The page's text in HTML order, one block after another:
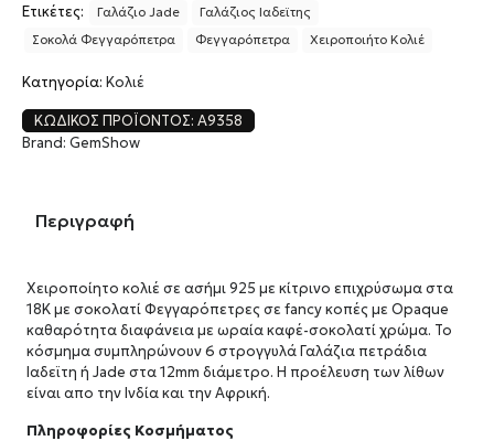
Ετικέτες: Γαλάζιο Jade
Γαλάζιος Ιαδεϊτης
Σοκολά Φεγγαρόπετρα
Φεγγαρόπετρα Χειροποιήτο Κολιέ
Κατηγορία: Κολιέ
ΚΩΔΙΚΌΣ ΠΡΟΪΌΝΤΟΣ: A9358
Brand: GemShow
Περιγραφή
Χειροποίητο κολιέ σε ασήμι 925 με κίτρινο επιχρύσωμα στα
18Κ με σοκολατί Φεγγαρόπετρες σε fancy κοπές με Opaque
καθαρότητα διαφάνεια με ωραία καφέ-σοκολατί χρώμα. Το
κόσμημα συμπληρώνουν 6 στρογγυλά Γαλάζια πετράδια
Ιαδεϊτη ή Jade στα 12mm διάμετρο. Η προέλευση των λίθων
είναι απο την Ινδία και την Αφρική.
Πληροφορίες Κοσμήματος